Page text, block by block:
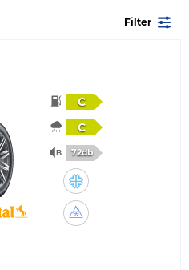
Filter
C
C
72db